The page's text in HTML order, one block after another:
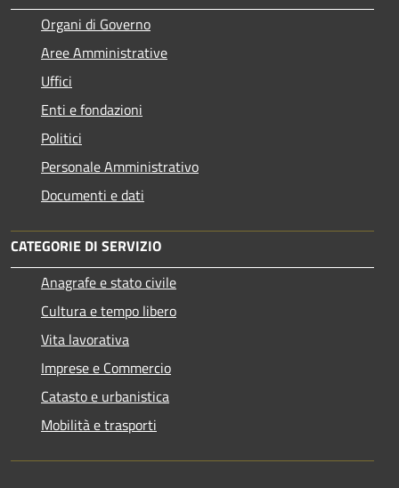
Organi di Governo
Aree Amministrative
Uffici
Enti e fondazioni
Politici
Personale Amministrativo
Documenti e dati
CATEGORIE DI SERVIZIO
Anagrafe e stato civile
Cultura e tempo libero
Vita lavorativa
Imprese e Commercio
Catasto e urbanistica
Mobilità e trasporti